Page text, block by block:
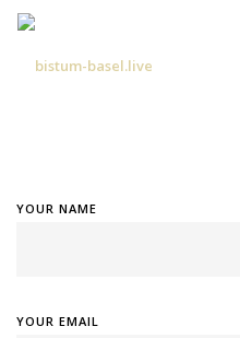
YOUR NAME
YOUR EMAIL